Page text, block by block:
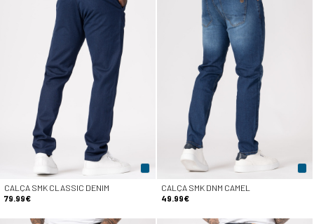
CALÇA SMK CLASSIC DENIM
79.99€
CALÇA SMK DNM CAMEL
49.99€